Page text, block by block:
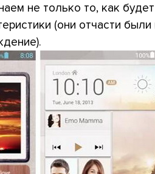
не только то, как
(они отчасти